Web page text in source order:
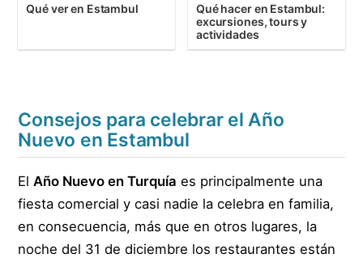
Qué ver en Estambul
Qué hacer en Estambul:
excursiones, tours y
actividades
Consejos para celebrar el Año
Nuevo en Estambul
El Año Nuevo en Turquía es principalmente una
fiesta comercial y casi nadie la celebra en familia,
en consecuencia, más que en otros lugares, la
noche del 31 de diciembre los restaurantes están